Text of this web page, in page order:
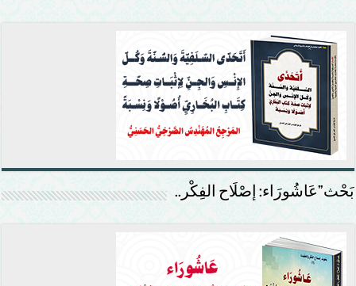
بَحْث”عَاشُورَاء: إصْلَاح الفِكْر..